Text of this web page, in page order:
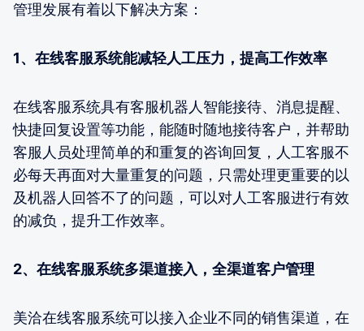
管理发展有着以下解决方案：
1、在线客服系统能减轻人工压力，提高工作效率
在线客服系统具有客服机器人智能接待、消息提醒、
快捷回复设置等功能，能随时随地接待客户，并帮助
客服人员处理简单的和重复的咨询回复，人工客服不
必每天再面对大量重复的问题，只需处理更重要的以
及机器人回答不了的问题，可以对人工客服进行有效
的减负，提升工作效率。
2、在线客服系统多渠道接入，全渠道客户管理
美洽在线客服系统可以接入企业不同的销售渠道，在